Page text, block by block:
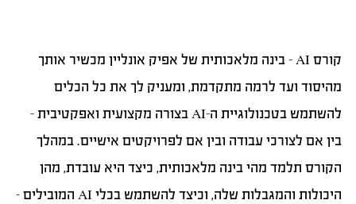
קורס AI – בינה מלאכותית של אפיק אונליין מכשיר אותך
מהיסוד ועד לרמה מתקדמת, ומעניק לך את כל הכלים
להשתמש בטכנולוגיית ה-AI בצורה מקצועית ואפקטיבית –
בין אם לצורכי עבודה ובין אם לפרויקטים אישיים. במהלך
הקורס תלמד מהי בינה מלאכותית, כיצד היא עובדת, מהן
היכולות והמגבלות שלה, וכיצד להשתמש בכלי AI המובילים –